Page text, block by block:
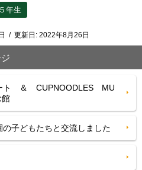
５年生
/ 更新日: 2022年8月26日
ト ＆ CUPNOODLES MU
の子どもたちと交流しました